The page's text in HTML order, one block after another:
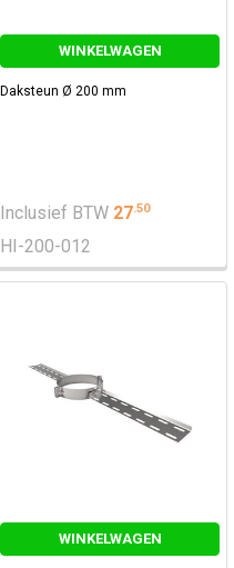
WINKELWAGEN
Daksteun Ø 200 mm
Inclusief BTW 27.50
HI-200-012
WINKELWAGEN